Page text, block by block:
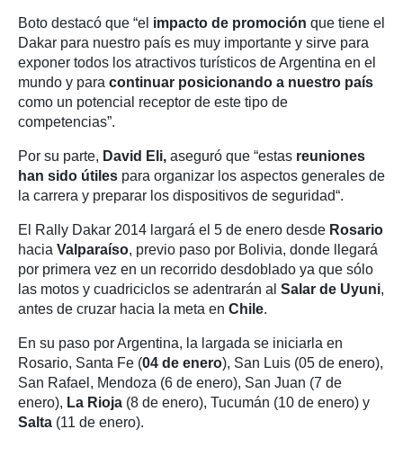
Boto destacó que “el impacto de promoción que tiene el
Dakar para nuestro país es muy importante y sirve para
exponer todos los atractivos turísticos de Argentina en el
mundo y para continuar posicionando a nuestro país
como un potencial receptor de este tipo de
competencias”.
Por su parte, David Eli, aseguró que “estas reuniones
han sido útiles para organizar los aspectos generales de
la carrera y preparar los dispositivos de seguridad“.
El Rally Dakar 2014 largará el 5 de enero desde Rosario
hacia Valparaíso, previo paso por Bolivia, donde llegará
por primera vez en un recorrido desdoblado ya que sólo
las motos y cuadriciclos se adentrarán al Salar de Uyuni,
antes de cruzar hacia la meta en Chile.
En su paso por Argentina, la largada se iniciarla en
Rosario, Santa Fe (04 de enero), San Luis (05 de enero),
San Rafael, Mendoza (6 de enero), San Juan (7 de
enero), La Rioja (8 de enero), Tucumán (10 de enero) y
Salta (11 de enero).